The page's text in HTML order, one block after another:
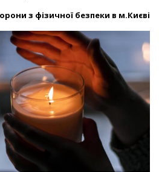
з фізичної безпеки в м.Києві